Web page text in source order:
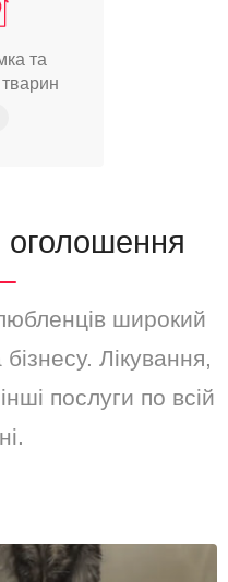
та
оголошення
широкий
бізнесу. Лікування,
послуги по всій